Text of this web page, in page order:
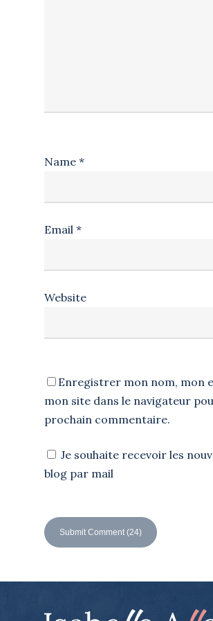
Name *
Email *
Website
Enregistrer mon nom, mon
mon site dans le navigateur
prochain commentaire.
Je souhaite recevoir les
blog par mail